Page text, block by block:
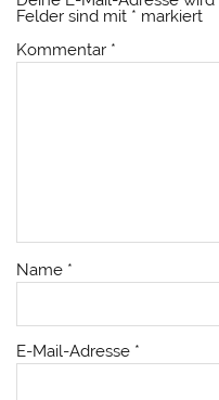
Felder sind mit * markiert
Kommentar *
Name *
E-Mail-Adresse *